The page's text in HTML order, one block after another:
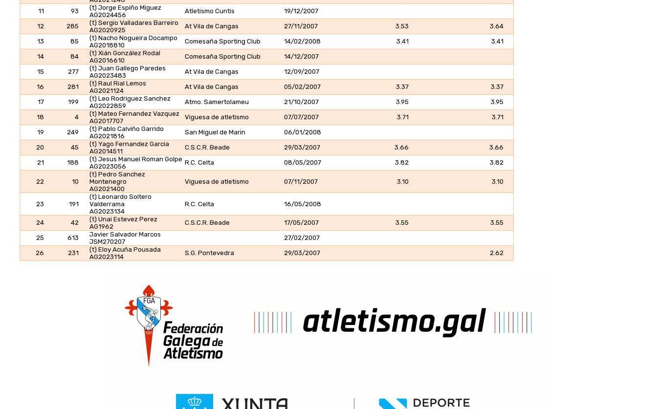
11 93
(t) Jorge Espiño Miguez
AG2024456
Atletismo Cuntis 19/12/2007
12 285
(t) Sergio Valladares Barreiro
AG2020925
At Vila de Cangas 27/11/2007 3.53 3.64
13 85
(t) Nacho Nogueira Docampo
AG2018810
Comesaña Sporting Club 14/02/2008 3.41 3.41
14 84
(t) Xián González Rodal
AG2016610
Comesaña Sporting Club 14/12/2007
15 277
(t) Juan Gallego Paredes
AG2023483
At Vila de Cangas 12/09/2007
16 281
(t) Raul Rial Lemos
AG2021124
At Vila de Cangas 05/02/2007 3.37 3.37
17 199
(t) Leo Rodriguez Sanchez
AG2022859
Atmo. Samertolameu 21/10/2007 3.95 3.95
18 4
(t) Mateo Fernandez Vazquez
AG2017707
Viguesa de atletismo 07/07/2007 3.71 3.71
19 249
(t) Pablo Calviño Garrido
AG2021816
San Miguel de Marin 06/01/2008
20 45
(t) Yago Fernandez Garcia
AG2014511
C.S.C.R. Beade 29/03/2007 3.66 3.66
21 188
(t) Jesus Manuel Roman Golpe
AG2023056
R.C. Celta 08/05/2007 3.82 3.82
22 10
(t) Pedro Sanchez
Montenegro
AG2021400
Viguesa de atletismo 07/11/2007 3.10 3.10
23 191
(t) Leonardo Soltero
Valderrama
AG2023134
R.C. Celta 16/05/2008
24 42
(t) Unai Estevez Perez
AG1962
C.S.C.R. Beade 17/05/2007 3.55 3.55
25 613
Javier Salvador Marcos
JSM270207
27/02/2007
26 231
(t) Eloy Acuña Pousada
AG2023114
S.G. Pontevedra 29/03/2007 2.62